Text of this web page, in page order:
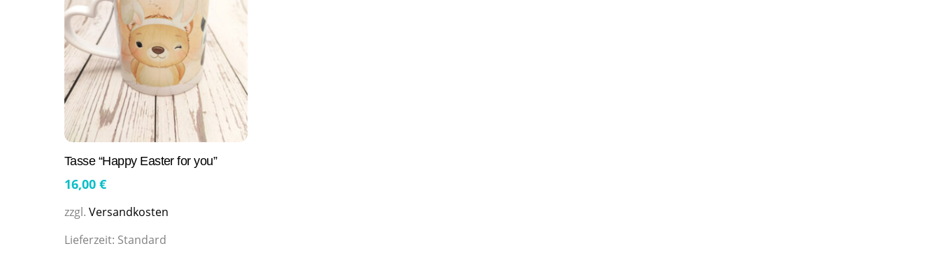
Tasse “Happy Easter for you”
16,00 €
zzgl. Versandkosten
Lieferzeit: Standard